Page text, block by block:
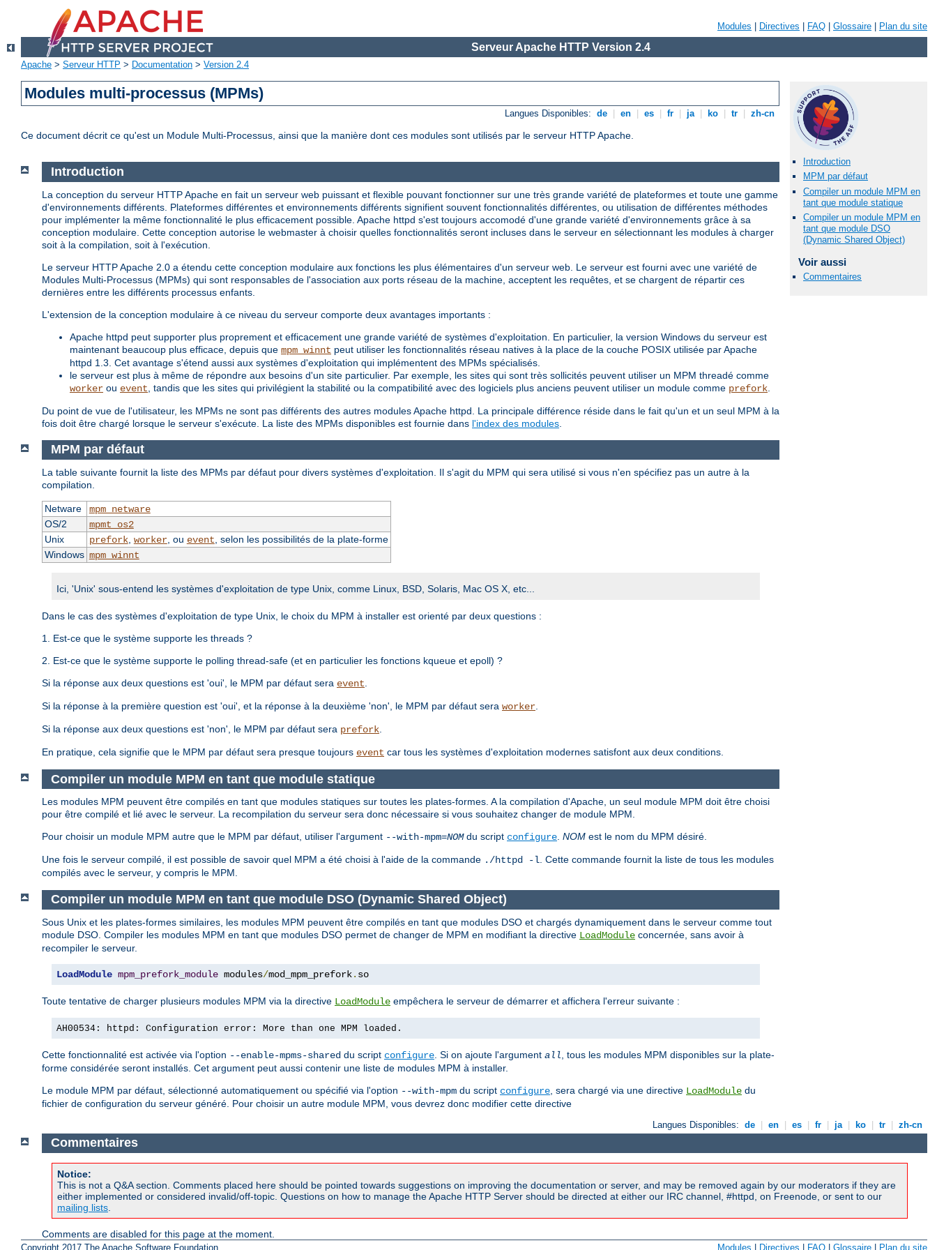
Modules Directives FAQ Glossaire Plan du site
Serveur Apache HTTP Version 2.4
Apache > Serveur HTTP > Documentation > Version 2.4
Modules multi-processus (MPMs)
Langues Disponibles: de en es fr ja ko tr zh-cn
Ce document décrit ce qu'est un Module Multi-Processus, ainsi que la manière dont ces modules sont utilisés par le serveur HTTP Apache.
Introduction
MPM par défaut
Compiler un module MPM en
tant que module statique
Compiler un module MPM en
tant que module DSO
(Dynamic Shared Object)
Voir aussi
Commentaires
Introduction
La conception du serveur HTTP Apache en fait un serveur web puissant et flexible pouvant fonctionner sur une très grande variété de plateformes et toute une gamme
d'environnements différents. Plateformes différentes et environnements différents signifient souvent fonctionnalités différentes, ou utilisation de différentes méthodes
pour implémenter la même fonctionnalité le plus efficacement possible. Apache httpd s'est toujours accomodé d'une grande variété d'environnements grâce à sa
conception modulaire. Cette conception autorise le webmaster à choisir quelles fonctionnalités seront incluses dans le serveur en sélectionnant les modules à charger
soit à la compilation, soit à l'exécution.
Le serveur HTTP Apache 2.0 a étendu cette conception modulaire aux fonctions les plus élémentaires d'un serveur web. Le serveur est fourni avec une variété de
Modules Multi-Processus (MPMs) qui sont responsables de l'association aux ports réseau de la machine, acceptent les requêtes, et se chargent de répartir ces
dernières entre les différents processus enfants.
L'extension de la conception modulaire à ce niveau du serveur comporte deux avantages importants :
Apache httpd peut supporter plus proprement et efficacement une grande variété de systèmes d'exploitation. En particulier, la version Windows du serveur est
maintenant beaucoup plus efficace, depuis que mpm_winnt peut utiliser les fonctionnalités réseau natives à la place de la couche POSIX utilisée par Apache
httpd 1.3. Cet avantage s'étend aussi aux systèmes d'exploitation qui implémentent des MPMs spécialisés.
le serveur est plus à même de répondre aux besoins d'un site particulier. Par exemple, les sites qui sont très sollicités peuvent utiliser un MPM threadé comme
worker ou event , tandis que les sites qui privilégient la stabilité ou la compatibilité avec des logiciels plus anciens peuvent utiliser un module comme prefork
Du point de vue de l'utilisateur, les MPMs ne sont pas différents des autres modules Apache httpd. La principale différence réside dans le fait qu'un et un seul MPM à la
fois doit être chargé lorsque le serveur s'exécute. La liste des MPMs disponibles est fournie dans l'index des modules
MPM par défaut
La table suivante fournit la liste des MPMs par défaut pour divers systèmes d'exploitation. Il s'agit du MPM qui sera utilisé si vous n'en spécifiez pas un autre à la
compilation.
Netware
mpm_netware
OS/2
mpmt_os2
Unix
prefork, worker, ou event , selon les possibilités de la plate-forme
Windows mpm_winnt
Ici, 'Unix' sous-entend les systèmes d'exploitation de type Unix, comme Linux, BSD, Solaris, Mac OS X, etc...
Dans le cas des systèmes d'exploitation de type Unix, le choix du MPM à installer est orienté par deux questions :
1. Est-ce que le système supporte les threads ?
2. Est-ce que le système supporte le polling thread-safe (et en particulier les fonctions kqueue et epoll) ?
Si la réponse aux deux questions est 'oui', le MPM par défaut sera event
Si la réponse à la première question est 'oui', et la réponse à la deuxième 'non', le MPM par défaut sera worker
Si la réponse aux deux questions est 'non', le MPM par défaut sera prefork
En pratique, cela signifie que le MPM par défaut sera presque toujours event car tous les systèmes d'exploitation modernes satisfont aux deux conditions.
Compiler un module MPM en tant que module statique
Les modules MPM peuvent être compilés en tant que modules statiques sur toutes les plates-formes. A la compilation d'Apache, un seul module MPM doit être choisi
pour être compilé et lié avec le serveur. La recompilation du serveur sera donc nécessaire si vous souhaitez changer de module MPM.
Pour choisir un module MPM autre que le MPM par défaut, utiliser l'argument --with-mpm=NOMdu script configure. NOM est le nom du MPM désiré.
Une fois le serveur compilé, il est possible de savoir quel MPM a été choisi à l'aide de la commande ./httpd -l. Cette commande fournit la liste de tous les modules
compilés avec le serveur, y compris le MPM.
Compiler un module MPM en tant que module DSO (Dynamic Shared Object)
Sous Unix et les plates-formes similaires, les modules MPM peuvent être compilés en tant que modules DSO et chargés dynamiquement dans le serveur comme tout
module DSO. Compiler les modules MPM en tant que modules DSO permet de changer de MPM en modifiant la directive LoadModule concernée, sans avoir à
recompiler le serveur.
LoadModule mpm_prefork_module modules/mod_mpm_prefork. so
Toute tentative de charger plusieurs modules MPM via la directive LoadModule empêchera le serveur de démarrer et affichera l'erreur suivante :
AH00534: httpd: Configuration error: More than one MPM loaded.
Cette fonctionnalité est activée via l'option --enable-mpms-shared du script configure . Si on ajoute l'argument all , tous les modules MPM disponibles sur la plate-
forme considérée seront installés. Cet argument peut aussi contenir une liste de modules MPM à installer.
Le module MPM par défaut, sélectionné automatiquement ou spécifié via l'option --with-mpm du script configure , sera chargé via une directive LoadModule du
fichier de configuration du serveur généré. Pour choisir un autre module MPM, vous devrez donc modifier cette directive
Langues Disponibles: de en es fr ja ko tr zh-cn
Commentaires
Notice:
This is not a Q&A section. Comments placed here should be pointed towards suggestions on improving the documentation or server, and may be removed again by our moderators if they are
either implemented or considered invalid/off-topic. Questions on how to manage the Apache HTTP Server should be directed at either our IRC channel, #httpd, on Freenode, or sent to our
mailing lists
Comments are disabled for this page at the moment.
Copyright 2017 The Apache Software Foundation. Modules | Directives | FAQ | Glossaire | Plan du site